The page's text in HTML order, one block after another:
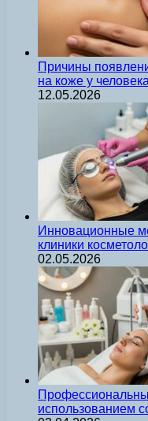
Причины
на коже у человека
12.05.2026
Инновационные
клиники
02.05.2026
использованием